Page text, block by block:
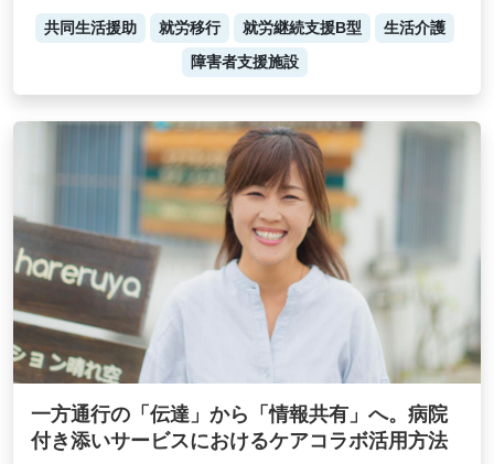
共同生活援助 就労移行 就労継続支援B型
生活介護
障害者支援施設
一方通行の「伝達」から「情報共有」へ。病院
付き添いサービスにおけるケアコラボ活用方法